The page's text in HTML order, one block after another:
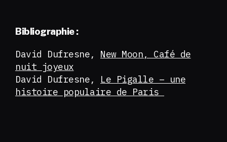
Bibliographie :
David Dufresne, New Moon, Café de
nuit joyeux
David Dufresne, Le Pigalle – une
histoire populaire de Paris